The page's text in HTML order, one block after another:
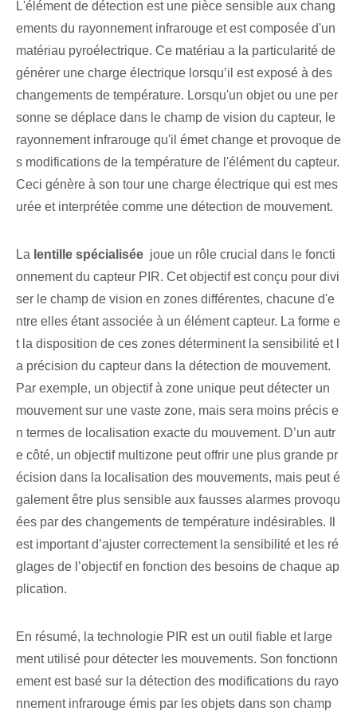
L'élément de détection⁢ est une ⁤pièce sensible aux chang
ements du rayonnement infrarouge et est⁤ composée d'un‌
matériau pyroélectrique. Ce matériau a la particularité de
générer une charge électrique lorsqu’il est exposé à des
changements de température. Lorsqu'un objet ou une per
sonne se déplace dans le champ de vision du capteur, le
rayonnement infrarouge qu'il émet change et provoque de
s modifications de la température de l'élément du capteur.
Ceci génère à son tour une charge électrique qui est mes
urée et interprétée comme une détection de mouvement.
La lentille spécialisée ⁢ joue un rôle crucial dans le foncti
onnement du capteur PIR. Cet objectif est conçu⁤ pour divi
ser le champ de vision en ⁢zones différentes, chacune d'e
ntre elles étant associée à un élément capteur. La forme e
t la disposition de ces zones déterminent la sensibilité et l
a précision du capteur dans la détection de mouvement.
Par exemple, un objectif à zone unique peut détecter un
mouvement sur une vaste zone, mais sera moins précis e
n termes de localisation exacte du mouvement. D’un autr
e côté, un objectif multizone peut offrir une plus grande pr
écision dans la localisation des mouvements, mais peut é
galement être plus sensible aux fausses alarmes provoqu
ées par des changements de température indésirables. Il
est important d’ajuster correctement la sensibilité et les ré
glages de l’objectif en fonction des besoins de chaque ap
plication.
En résumé, la technologie PIR est un outil fiable et large
ment utilisé pour détecter les mouvements. Son fonctionn
ement est basé sur la détection des modifications du rayo
nnement infrarouge émis par les objets dans son champ